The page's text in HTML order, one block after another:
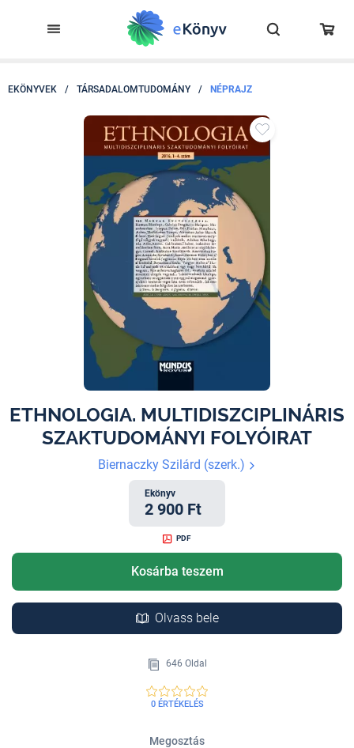
EKÖNYVEK / TÁRSADALOMTUDOMÁNY / NÉPRAJZ
ETHNOLOGIA. MULTIDISZCIPLINÁRIS
SZAKTUDOMÁNYI FOLYÓIRAT
Biernaczky Szilárd (szerk.)
Ekönyv
2 900 Ft
PDF
Kosárba teszem
Olvass bele
646 Oldal
0 ÉRTÉKELÉS
Megosztás